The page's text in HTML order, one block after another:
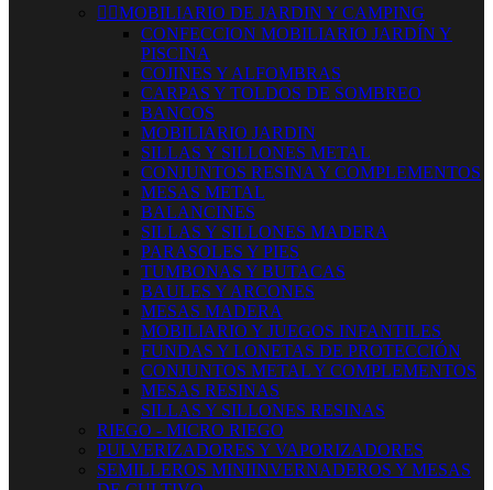
 MOBILIARIO DE JARDIN Y CAMPING
CONFECCION MOBILIARIO JARDÍN Y
PISCINA
COJINES Y ALFOMBRAS
CARPAS Y TOLDOS DE SOMBREO
BANCOS
MOBILIARIO JARDIN
SILLAS Y SILLONES METAL
CONJUNTOS RESINA Y COMPLEMENTOS
MESAS METAL
BALANCINES
SILLAS Y SILLONES MADERA
PARASOLES Y PIES
TUMBONAS Y BUTACAS
BAULES Y ARCONES
MESAS MADERA
MOBILIARIO Y JUEGOS INFANTILES
FUNDAS Y LONETAS DE PROTECCIÓN
CONJUNTOS METAL Y COMPLEMENTOS
MESAS RESINAS
SILLAS Y SILLONES RESINAS
RIEGO - MICRO RIEGO
PULVERIZADORES Y VAPORIZADORES
SEMILLEROS MINIINVERNADEROS Y MESAS